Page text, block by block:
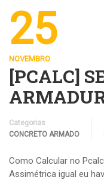
25
NOVEMBRO
[PCALC]
Categorias
CONCRETO ARMADO
Como Calcular no
Assimétrica igual eu